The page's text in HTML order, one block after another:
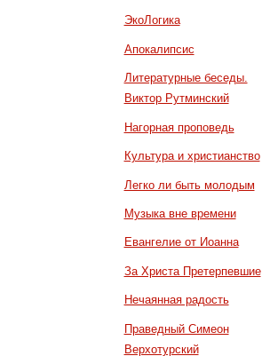
ЭкоЛогика
Апокалипсис
Литературные беседы.
Виктор Рутминский
Нагорная проповедь
Культура и христианство
Легко ли быть молодым
Музыка вне времени
Евангелие от Иоанна
За Христа Претерпевшие
Нечаянная радость
Праведный Симеон
Верхотурский